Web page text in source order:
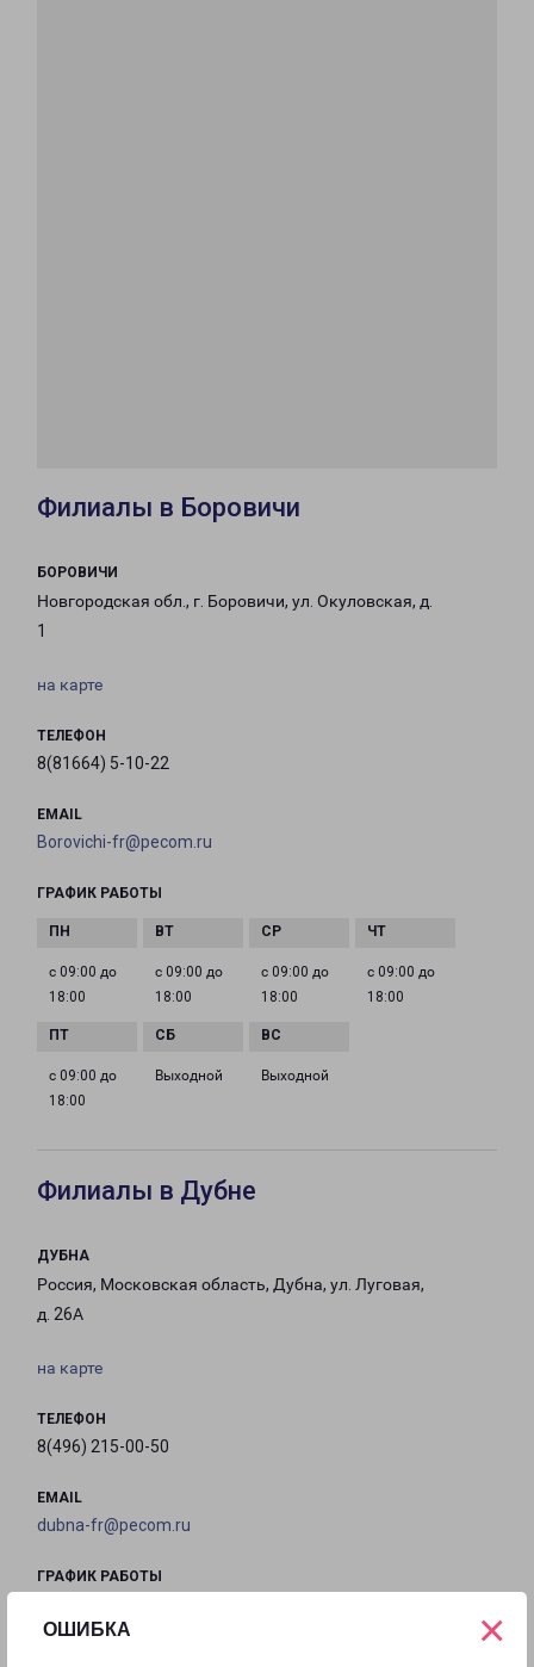
ОШИБКА ×
Филиалы в Боровичи
БОРОВИЧИ
Новгородская обл., г. Боровичи, ул. Окуловская, д.
1
на карте
ТЕЛЕФОН
8(81664) 5-10-22
EMAIL
Borovichi-fr@pecom.ru
ГРАФИК РАБОТЫ
с 09:00 до
18:00
с 09:00 до
18:00
с 09:00 до
18:00
с 09:00 до
18:00
с 09:00 до
18:00
Выходной Выходной
Филиалы в Дубне
ДУБНА
Россия, Московская область, Дубна, ул. Луговая,
д. 26А
на карте
ТЕЛЕФОН
8(496) 215-00-50
EMAIL
dubna-fr@pecom.ru
ГРАФИК РАБОТЫ